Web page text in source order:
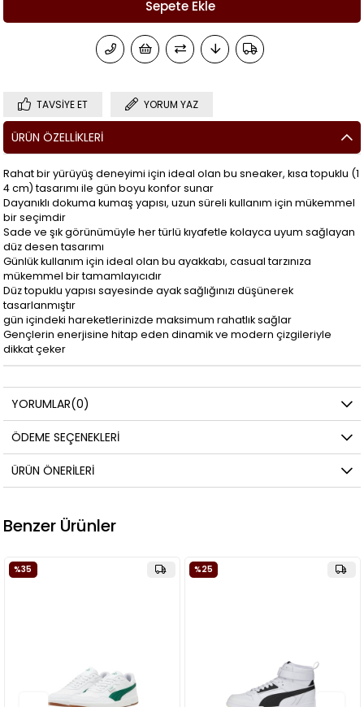
TAVSIYE ET YORUM YAZ
ÜRÜN ÖZELLIKLERI
Rahat bir yürüyüş deneyimi için ideal olan bu sneaker, kısa topuklu (1
4 cm) tasarımı ile gün boyu konfor sunar
Dayanıklı dokuma kumaş yapısı, uzun süreli kullanım için mükemmel
bir seçimdir
Sade ve şık görünümüyle her türlü kıyafetle kolayca uyum sağlayan
düz desen tasarımı
Günlük kullanım için ideal olan bu ayakkabı, casual tarzınıza
mükemmel bir tamamlayıcıdır
Düz topuklu yapısı sayesinde ayak sağlığınızı düşünerek
tasarlanmıştır
gün içindeki hareketlerinizde maksimum rahatlık sağlar
Gençlerin enerjisine hitap eden dinamik ve modern çizgileriyle
dikkat çeker
YORUMLAR(0)
ÖDEME SEÇENEKLERI
ÜRÜN ÖNERILERI
Benzer Ürünler